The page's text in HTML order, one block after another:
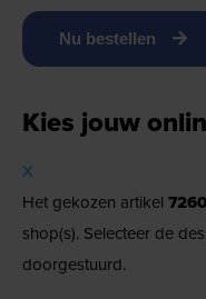
Nu bestellen
Kies jouw
X
Het gekozen artikel
shop(s). Selecteer de
doorgestuurd.